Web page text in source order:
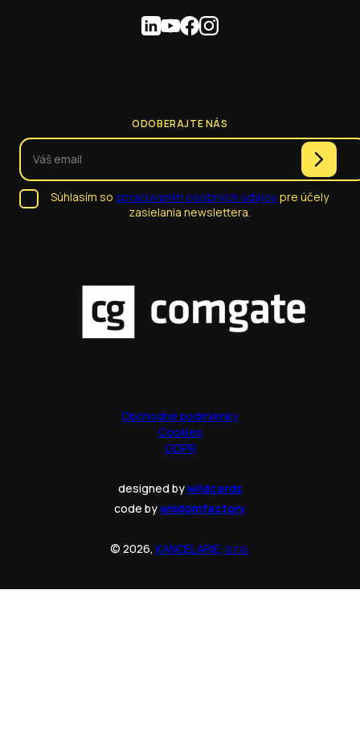
ODOBERAJTE NÁS
Súhlasím so spracúvaním osobných údajovpre účely
zasielania newslettera.
Obchodné podmienky
Cookies
GDPR
designed bywildcards
code bywisdomfactory
© 2026, KANCELARIE, s.r.o.